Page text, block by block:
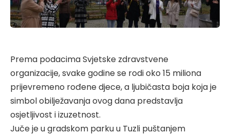
Prema podacima Svjetske zdravstvene
organizacije, svake godine se rodi oko 15 miliona
prijevremeno rođene djece, a ljubičasta boja koja je
simbol obilježavanja ovog dana predstavlja
osjetljivost i izuzetnost.
Juče je u gradskom parku u Tuzli puštanjem